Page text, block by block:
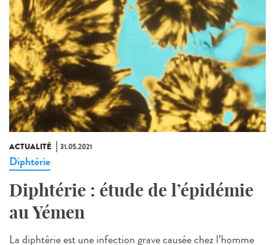
ACTUALITÉ 31.05.2021
Diphtérie
Diphtérie : étude de l’épidémie
au Yémen
La diphtérie est une infection grave causée chez l’homme